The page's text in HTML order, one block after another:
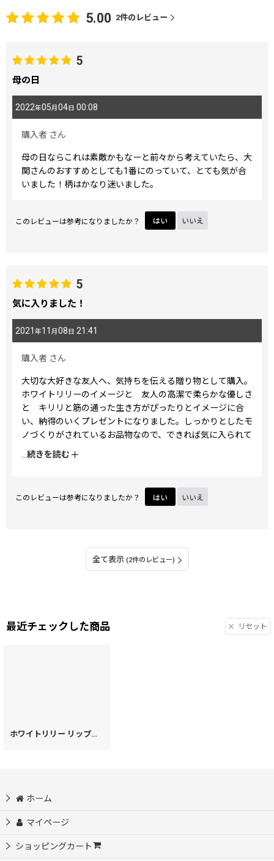
5.00 2件のレビュー
5
母の日
2022年05月04日 00:08
購入者 さん
母の日ならこれは素敵かもなーと前々から考えていたら、大
関さんのおすすめとしても1番にのっていて、とても気が合
いました！柄はかなり迷いました。
このレビューは参考になりましたか？ はい いいえ
5
気に入りました！
2021 年11 月 08 日 21:41
購入者 さん
大切な大好きな友人へ、気持ちを伝える贈り物として購入。
ホワイトリリーのイメージと 友人の高潔で柔らかな優しさ
と キリリと筋の通った生き方がぴったりとイメージに合
い、納得のいくプレゼントになりました。しっかりとしたモ
ノづくりがされているお品物なので、できれば気に入られて
長く友人の傍らで活躍してくれますように…
続きを読む
このレビューは参考になりましたか？ はい いいえ
全て表示 (2件のレビュー)
最近チェックした商品 リセット
ホワイトリリー リップも入るハートまちの小物入れ
ホーム
マイページ
ショッピングカート